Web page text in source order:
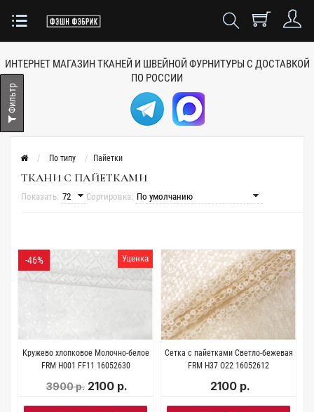
ИНТЕРНЕТ МАГАЗИН ТКАНЕЙ И ШВЕЙНОЙ ФУРНИТУРЫ С ДОСТАВКОЙ
ПО РОССИИ
По типу Пайетки
ТКАНИ С ПАЙЕТКАМИ
Показать: Сортировка:
Уценка
-46%
Кружево хлопковое Молочно-белое
FRM H001 FF11 16052630
3900 р. 2100 р.
Сетка с пайетками Светло-бежевая
FRM H37 О22 16052612
2100 р.
Фильтр